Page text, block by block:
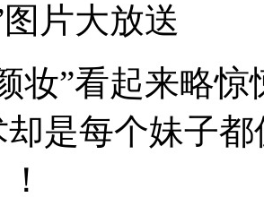
片大放送
妆”看起来略
却是每个妹子